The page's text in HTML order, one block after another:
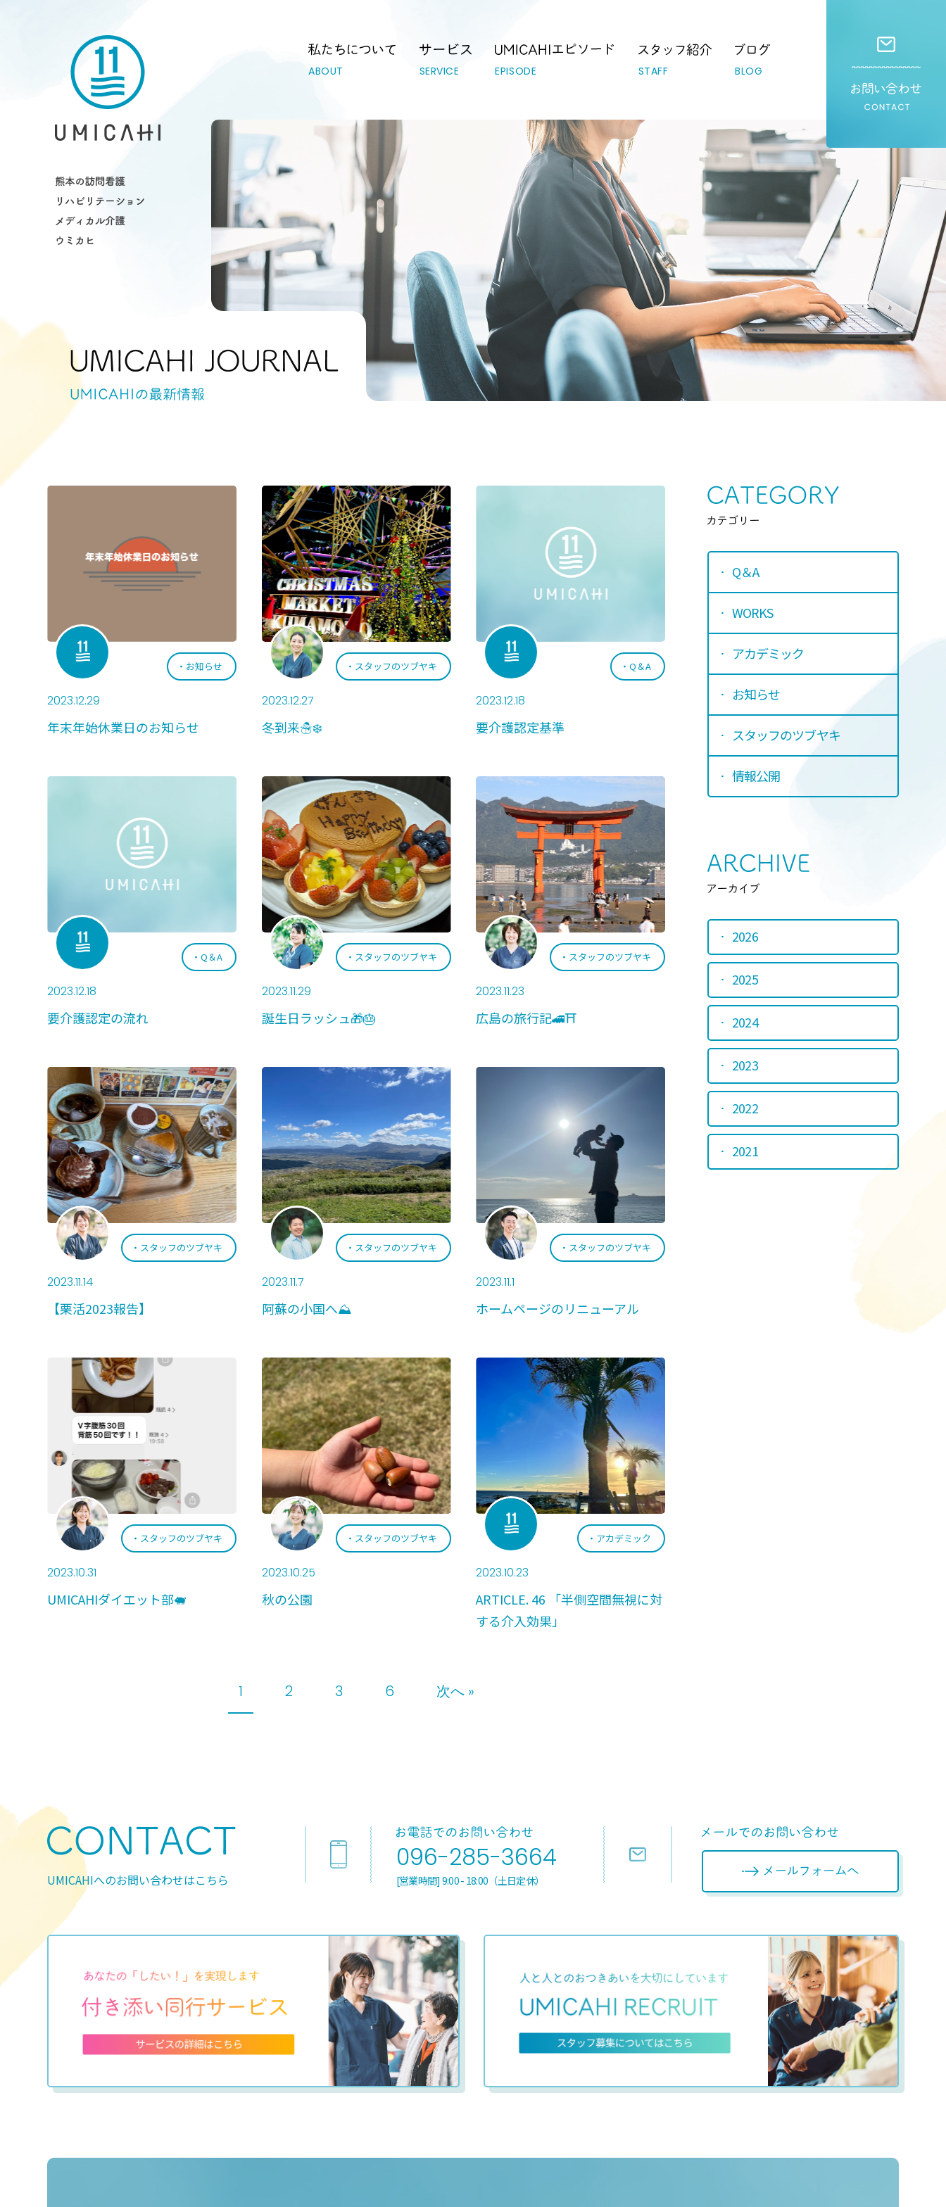
熊本市の訪問看護・リハビリ・介護ステーション｜UMICAHI（ウミカヒ）
ABOUT
SERVICE EPISODE STAFF BLOG
UMICAHI JOURNAL
NEWS&BLOG
お知らせ
2023.12.29
年末年始休業日のお知らせ
スタッフのツブヤキ
2023.12.27
冬到来☃️❄️
Q＆A
2023.12.18
要介護認定基準
Q＆A
2023.12.18
要介護認定の流れ
スタッフのツブヤキ
2023.11.29
誕生日ラッシュ🎁🎂
スタッフのツブヤキ
2023.11.23
広島の旅行記🚄⛩️
スタッフのツブヤキ
2023.11.14
【栗活2023報告】
スタッフのツブヤキ
2023.11.7
阿蘇の小国へ⛰️
スタッフのツブヤキ
2023.11.1
ホームページのリニューアル
スタッフのツブヤキ
2023.10.31
UMICAHIダイエット部🐖
スタッフのツブヤキ
2023.10.25
秋の公園
アカデミック
2023.10.23
ARTICLE. 46 「半側空間無視に対
する介入効果」
1 2 3 6 次へ »
Q＆A
WORKS
アカデミック
お知らせ
スタッフのツブヤキ
情報公開
2026
2025
2024
2023
2022
2021
UMICAHIへのお問い合わせはこちら
096-285-3664
[営業時間] 9:00 - 18:00（土日定休）
メールフォームへ